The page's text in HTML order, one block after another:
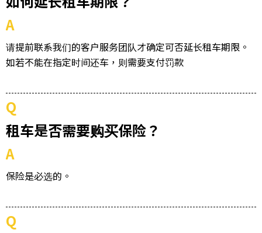
A
请提前联系我们的客户服务团队才确定可否延长租车期限。
如若不能在指定时间还车，则需要支付罚款
Q
租车是否需要购买保险？
A
保险是必选的。
Q